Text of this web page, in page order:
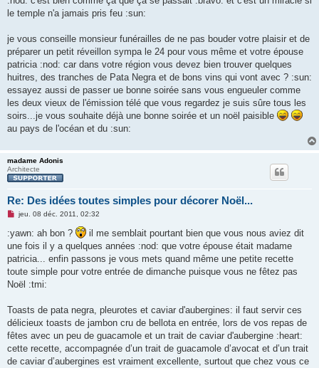
le temple n'a jamais pris feu :sun:
je vous conseille monsieur funérailles de ne pas bouder votre plaisir et de
préparer un petit réveillon sympa le 24 pour vous même et votre épouse
patricia :nod: car dans votre région vous devez bien trouver quelques
huitres, des tranches de Pata Negra et de bons vins qui vont avec ? :sun:
essayez aussi de passer ue bonne soirée sans vous engueuler comme
les deux vieux de l'émission télé que vous regardez je suis sûre tous les
soirs...je vous souhaite déjà une bonne soirée et un noël paisible
au pays de l'océan et du :sun:
madame Adonis
Architecte
Re: Des idées toutes simples pour décorer Noël...
M
s
s
a
g
e
n
o
n
u
jeu. 08 déc. 2011, 02:32
:yawn: ah bon ?
il me semblait pourtant bien que vous nous aviez dit
une fois il y a quelques années :nod: que votre épouse était madame
patricia... enfin passons je vous mets quand même une petite recette
toute simple pour votre entrée de dimanche puisque vous ne fêtez pas
Noël :tmi:
Toasts de pata negra, pleurotes et caviar d'aubergines: il faut servir ces
délicieux toasts de jambon cru de bellota en entrée, lors de vos repas de
fêtes avec un peu de guacamole et un trait de caviar d'aubergine :heart:
cette recette, accompagnée d’un trait de guacamole d’avocat et d’un trait
de caviar d’aubergines est vraiment excellente, surtout que chez vous ce